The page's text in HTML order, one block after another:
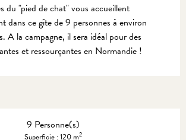
du "pied de chat" vous accueillent
dans ce gîte de 9 personnes à environ
A la campagne, il sera idéal pour des
et ressourçantes en Normandie !
9 Personne(s)
Superficie : 120 m2